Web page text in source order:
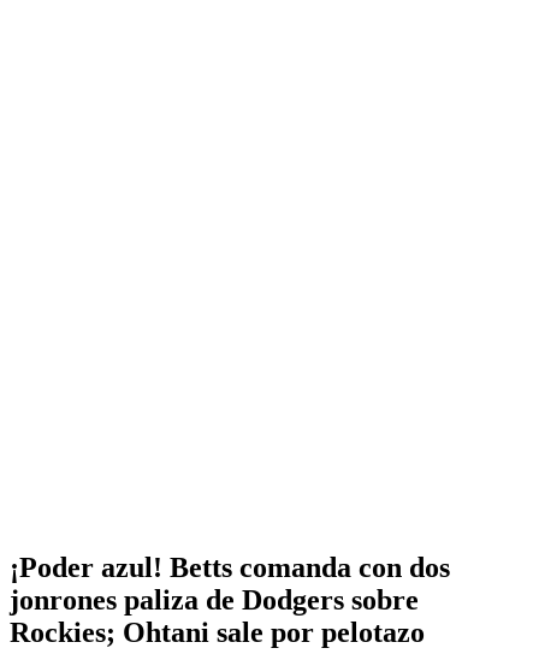
¡Poder azul! Betts comanda con dos
jonrones paliza de Dodgers sobre
Rockies; Ohtani sale por pelotazo